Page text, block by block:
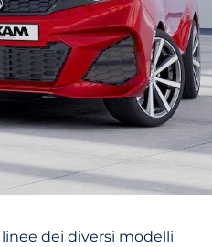
dei diversi modelli